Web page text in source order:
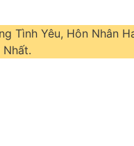
Tình Yêu, Hôn Nhân